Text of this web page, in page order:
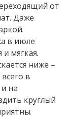
от
Даже
в июле
и мягкая.
ниже –
в
на
круглый